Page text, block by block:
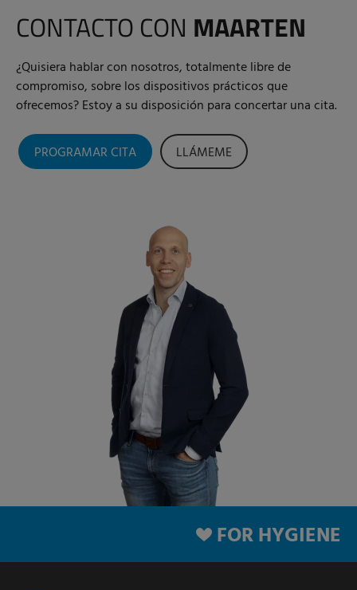
CONTACTO CON MAARTEN
¿Quisiera hablar con nosotros, totalmente libre de
compromiso, sobre los dispositivos prácticos que
ofrecemos? Estoy a su disposición para concertar una cita.
PROGRAMAR CITA LLÁMEME
FOR HYGIENE